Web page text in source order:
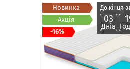
До кінця
03
Днів
Новинка
Акція
-16%